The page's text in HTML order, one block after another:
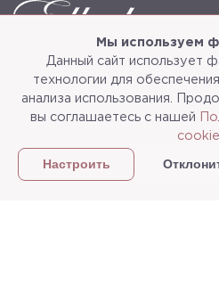
Мы используем
Данный сайт использует
технологии для
анализа использования.
вы соглашаетесь с нашей
cookie
Настроить
Каталог О
3d-
Сотрудничество
Политика конфиденциальности